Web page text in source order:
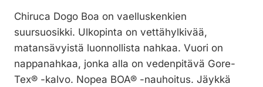
Chiruca Dogo Boa on vaelluskenkien
suursuosikki. Ulkopinta on vettähylkivää,
matansävyistä luonnollista nahkaa. Vuori on
nappanahkaa, jonka alla on vedenpitävä Gore-
Tex® -kalvo. Nopea BOA® -nauhoitus. Jäykkä